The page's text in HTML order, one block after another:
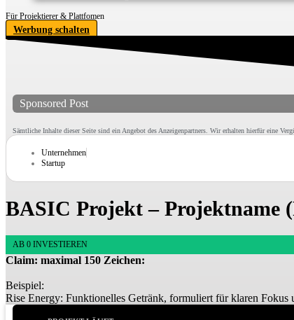
Für Projektierer & Plattfomen
Werbung schalten
Sponsored Post
Sämtliche Inhalte dieser Seite sind ein Angebot des Anzeigenpartners. Wir erhalten hierfür eine
Unternehmen
Startup
BASIC Projekt – Projektname
AB 0 INVESTIEREN
Claim: maximal 150 Zeichen:
Beispiel:
Rise Energy: Funktionelles Getränk, formuliert für klaren